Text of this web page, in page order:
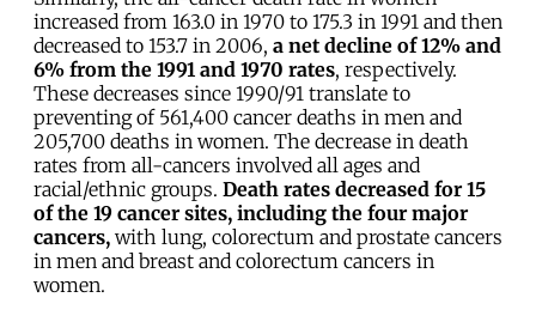
increased from 163.0 in 1970 to 175.3 in 1991 and then
decreased to 153.7 in 2006, a net decline of 12% and
6% from the 1991 and 1970 rates, respectively.
These decreases since 1990/91 translate to
preventing of 561,400 cancer deaths in men and
205,700 deaths in women. The decrease in death
rates from all-cancers involved all ages and
racial/ethnic groups. Death rates decreased for 15
of the 19 cancer sites, including the four major
cancers, with lung, colorectum and prostate cancers
in men and breast and colorectum cancers in
women.